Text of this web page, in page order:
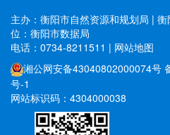
主办：衡阳市自然资源和规划局 |
位：衡阳市数据局
电话：0734-8211511 | 网站地图
湘公网安备43040802000074号
号-1
网站标识码：4304000038